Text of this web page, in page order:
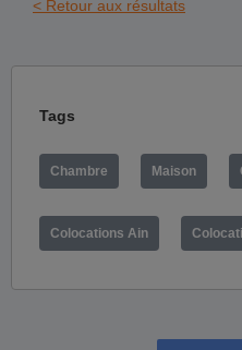
< Retour aux résultats
Tags
Chambre Maison
Colocations Ain